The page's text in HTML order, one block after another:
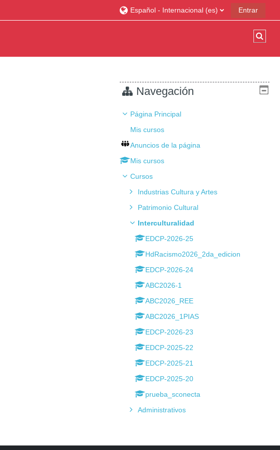
Español - Internacional ‎(es)‎
Entrar
Navegación
Página Principal
Mis cursos
Anuncios de la página
Mis cursos
Cursos
Industrias Cultura y Artes
Patrimonio Cultural
Interculturalidad
EDCP-2026-25
HdRacismo2026_2da_edicion
EDCP-2026-24
ABC2026-1
ABC2026_REE
ABC2026_1PIAS
EDCP-2026-23
EDCP-2025-22
EDCP-2025-21
EDCP-2025-20
prueba_sconecta
Administrativos